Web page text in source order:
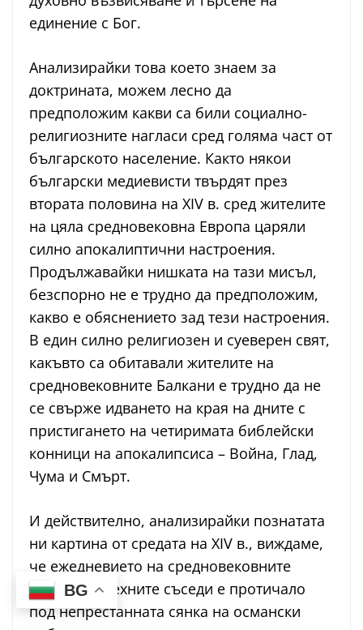
единение с Бог.
Анализирайки това което знаем за
доктрината, можем лесно да
предположим какви са били социално-
религиозните нагласи сред голяма част от
българското население. Както някои
български медиевисти твърдят през
втората половина на XIV в. сред жителите
на цяла средновековна Европа царяли
силно апокалиптични настроения.
Продължавайки нишката на тази мисъл,
безспорно не е трудно да предположим,
какво е обяснението зад тези настроения.
В един силно религиозен и суеверен свят,
какъвто са обитавали жителите на
средновековните Балкани е трудно да не
се свърже идването на края на дните с
пристигането на четиримата библейски
конници на апокалипсиса – Война, Глад,
Чума и Смърт.
И действително, анализирайки познатата
ни картина от средата на XIV в., виждаме,
че ежедневието на средновековните
българи и техните съседи е протичало
под непрестанната сянка на османски
BG